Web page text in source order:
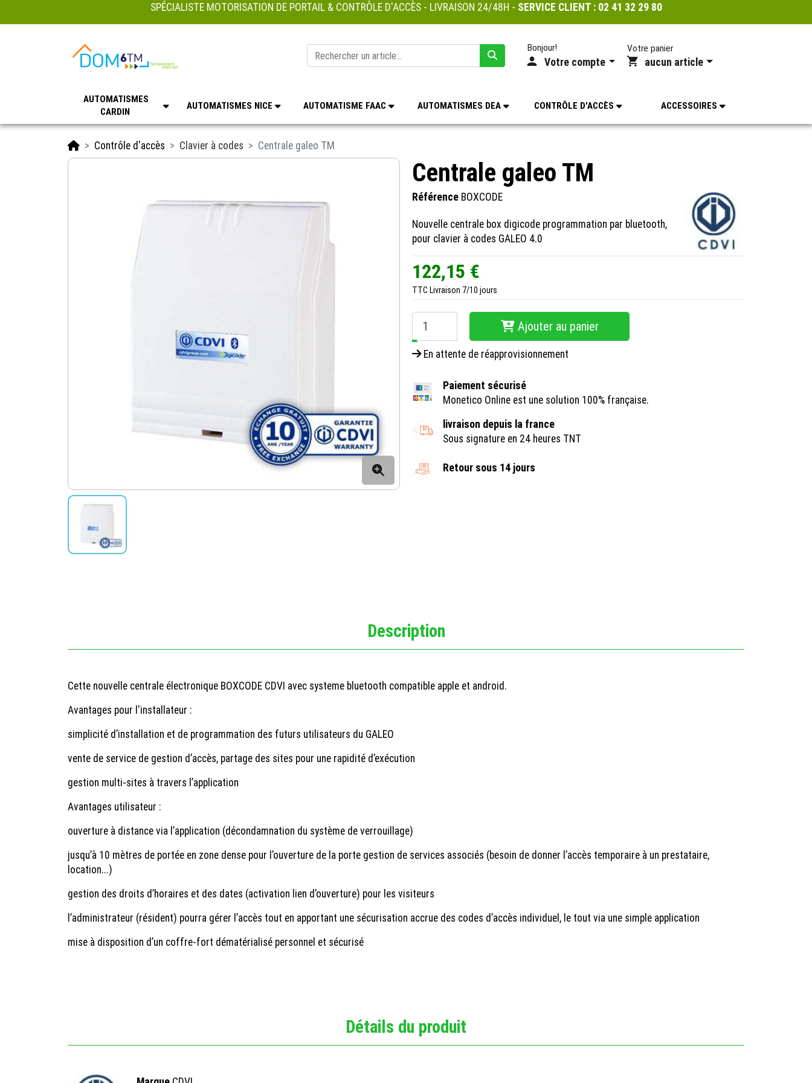
SPÉCIALISTE MOTORISATION DE PORTAIL & CONTRÔLE D'ACCÈS - LIVRAISON 24/48H - SERVICE CLIENT : 02 41 32 29 80
Bonjour!
Votre compte
Votre panier
aucun article
AUTOMATISMES
CARDIN
AUTOMATISMES NICE AUTOMATISME FAAC AUTOMATISMES DEA CONTRÔLE D'ACCÈS ACCESSOIRES
AccueilContrôle d'accès Clavier à codes Centrale galeo TM
Centrale galeo TM
Référence BOXCODE
Nouvelle centrale box digicode programmation par bluetooth,
pour clavier à codes GALEO 4.0
122,15 €
TTC Livraison 7/10 jours
−
Ajouter au panier
En attente de réapprovisionnement
Paiement sécurisé
Monetico Online est une solution 100% française.
livraison depuis la france
Sous signature en 24 heures TNT
Retour sous 14 jours
Description
Cette nouvelle centrale électronique BOXCODE CDVI avec systeme bluetooth compatible apple et android.
Avantages pour l'installateur :
simplicité d’installation et de programmation des futurs utilisateurs du GALEO
vente de service de gestion d’accès, partage des sites pour une rapidité d’exécution
gestion multi-sites à travers l’application
Avantages utilisateur :
ouverture à distance via l’application (décondamnation du système de verrouillage)
jusqu’à 10 mètres de portée en zone dense pour l’ouverture de la porte gestion de services associés (besoin de donner l’accès temporaire à un prestataire,
location...)
gestion des droits d’horaires et des dates (activation lien d’ouverture) pour les visiteurs
l’administrateur (résident) pourra gérer l’accès tout en apportant une sécurisation accrue des codes d’accès individuel, le tout via une simple application
mise à disposition d’un coffre-fort dématérialisé personnel et sécurisé
Détails du produit